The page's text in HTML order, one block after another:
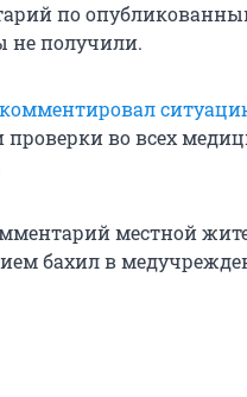
по
не получили.
во всех
местной
бахил в